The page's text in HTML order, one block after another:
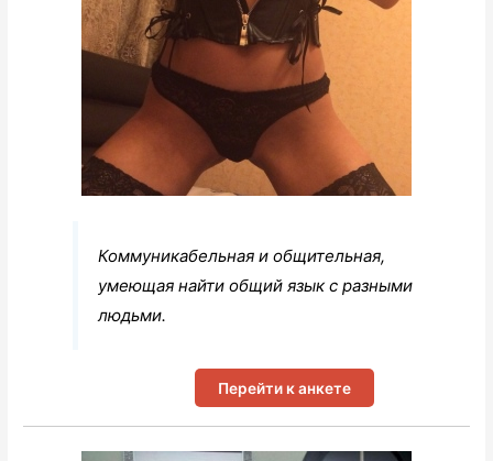
Коммуникабельная и общительная,
умеющая найти общий язык с разными
людьми.
Перейти к анкете